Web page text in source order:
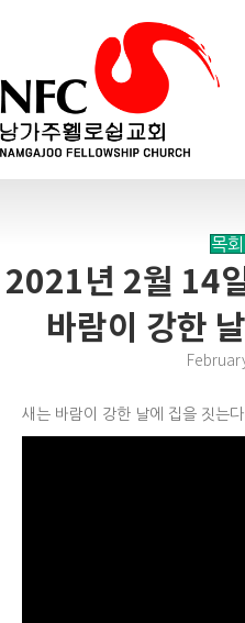
목
2021년 2월 14
바람이 강한
새는 바람이 강한 날에 집을 짓는다